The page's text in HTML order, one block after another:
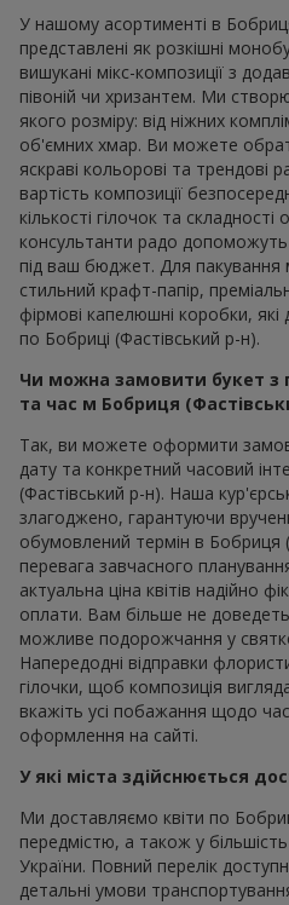
У нашому асортименті в
представлені як розкішні
вишукані мікс-композиції з
півоній чи хризантем. Ми
якого розміру: від ніжних
об'ємних хмар. Ви можете
яскраві кольорові та трендові
вартість композиції
кількості гілочок та
консультанти радо допоможуть
під ваш бюджет. Для пакування
стильний крафт-папір,
фірмові капелюшні коробки,
по Бобриці (Фастівський р-н).
Чи можна замовити букет з
та час м Бобриця
Так, ви можете оформити
дату та конкретний часовий
(Фастівський р-н). Наша
злагоджено, гарантуючи
обумовлений термін в Бобриця
перевага завчасного
актуальна ціна квітів надійно
оплати. Вам більше не
можливе подорожчання у
Напередодні відправки
гілочки, щоб композиція
вкажіть усі побажання щодо
оформлення на сайті.
У які міста здійснюється
Ми доставляємо квіти по
передмістю, а також у
України. Повний перелік
детальні умови